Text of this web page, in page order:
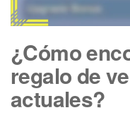
¿Cómo
regalo de
actuales?